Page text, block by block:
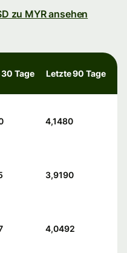
zu MYR ansehen
Tage Letzte 90 Tage
4,1480
3,9190
4,0492